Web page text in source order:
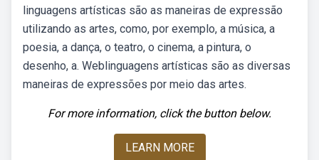
linguagens artísticas são as maneiras de expressão
utilizando as artes, como, por exemplo, a música, a
poesia, a dança, o teatro, o cinema, a pintura, o
desenho, a. Weblinguagens artísticas são as diversas
maneiras de expressões por meio das artes.
For more information, click the button below.
LEARN MORE